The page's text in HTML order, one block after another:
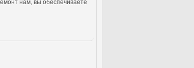
нам, вы обеспечиваете